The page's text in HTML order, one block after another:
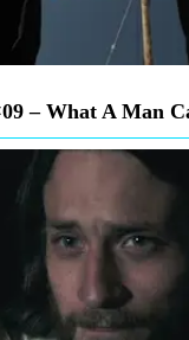
– What A Man